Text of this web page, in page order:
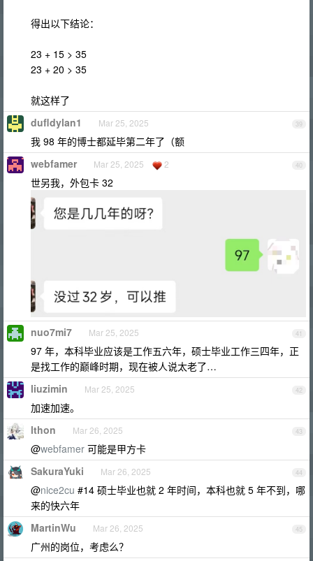
得出以下结论：
23 + 15 > 35
23 + 20 > 35
就这样了
39
dufldylan1 Mar 25, 2025
我 98 年的博士都延毕第二年了（额
40
webfamer Mar 25, 2025 2
世另我，外包卡 32
41
nuo7mi7 Mar 25, 2025
97 年，本科毕业应该是工作五六年，硕士毕业工作三四年，正
是找工作的巅峰时期，现在被人说太老了…
42
liuzimin Mar 25, 2025
加速加速。
43
lthon Mar 26, 2025
@webfamer 可能是甲方卡
44
SakuraYuki Mar 26, 2025
@nice2cu #14 硕士毕业也就 2 年时间，本科也就 5 年不到，哪
来的快六年
45
MartinWu Mar 26, 2025
广州的岗位，考虑么？